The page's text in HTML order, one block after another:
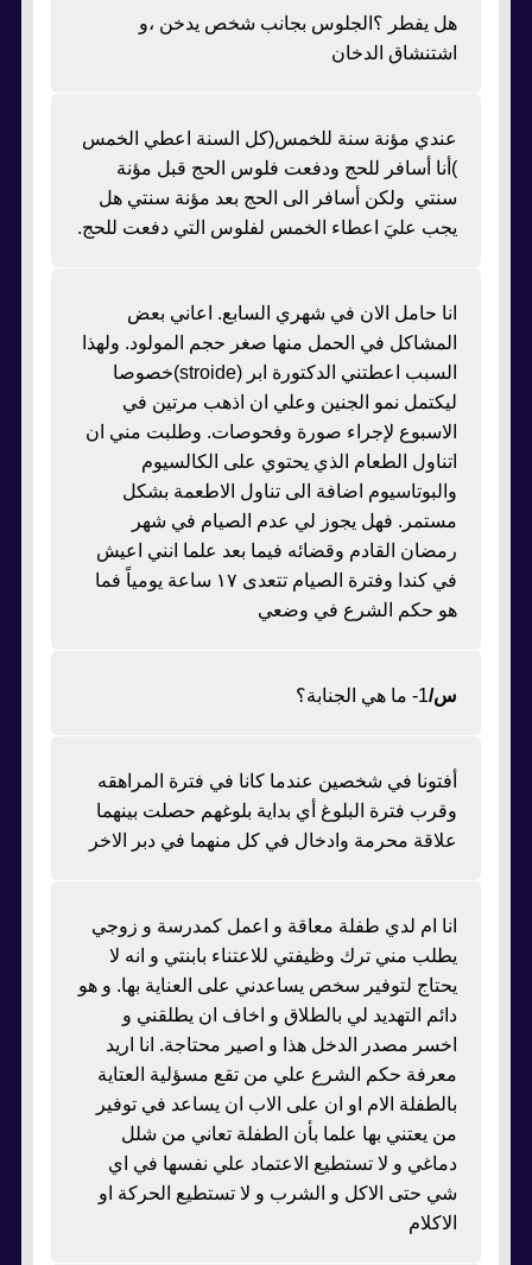
هل يفطر ؟الجلوس بجانب شخص يدخن ،و
اشتنشاق الدخان
عندي مؤنة سنة للخمس(كل السنة اعطي الخمس
)أنا أسافر للحج ودفعت فلوس الحج قبل مؤنة
سنتي ولكن أسافر الى الحج بعد مؤنة سنتي هل
يجب عليَ اعطاء الخمس لفلوس التي دفعت للحج.
انا حامل الان في شهري السابع. اعاني بعض
المشاكل في الحمل منها صغر حجم المولود. ولهذا
السبب اعطتني الدكتورة ابر (stroide)خصوصا
ليكتمل نمو الجنين وعلي ان اذهب مرتين في
الاسبوع لإجراء صورة وفحوصات. وطلبت مني ان
اتناول الطعام الذي يحتوي على الكالسيوم
والبوتاسيوم اضافة الى تناول الاطعمة بشكل
مستمر. فهل يجوز لي عدم الصيام في شهر
رمضان القادم وقضائه فيما بعد علما انني اعيش
في كندا وفترة الصيام تتعدى ١٧ ساعة يومياً فما
هو حكم الشرع في وضعي
س/1- ما هي الجنابة؟
أفتونا في شخصين عندما كانا في فترة المراهقه
وقرب فترة البلوغ أي بداية بلوغهم حصلت بينهما
علاقة محرمة وادخال في كل منهما في دبر الاخر
انا ام لدي طفلة معاقة و اعمل كمدرسة و زوجي
يطلب مني ترك وظيفتي للاعتناء بابنتي و انه لا
يحتاج لتوفير سخص يساعدني على العناية بها. و هو
دائم التهديد لي بالطلاق و اخاف ان يطلقني و
اخسر مصدر الدخل هذا و اصير محتاجة. انا اريد
معرفة حكم الشرع علي من تقع مسؤلية العتاية
بالطفلة الام او ان على الاب ان يساعد في توفير
من يعتني بها علما بأن الطفلة تعاني من شلل
دماغي و لا تستطيع الاعتماد علي نفسها في اي
شي حتى الاكل و الشرب و لا تستطيع الحركة او
الاكلام